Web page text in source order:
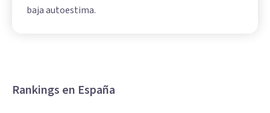
baja autoestima.
Rankings en España